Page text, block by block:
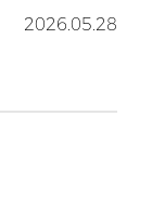
2026.05.28